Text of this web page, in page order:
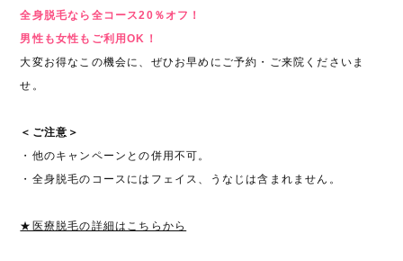
全身脱毛なら全コース20％オフ！
男性も女性もご利用OK！
大変お得なこの機会に、ぜひお早めにご予約・ご来院くださいま
せ。
＜ご注意＞
・他のキャンペーンとの併用不可。
・全身脱毛のコースにはフェイス、うなじは含まれません。
★医療脱毛の詳細はこちらから